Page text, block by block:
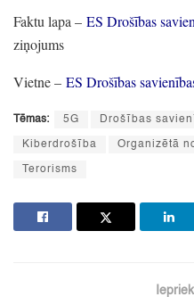
Faktu lapa – ES Drošības
ziņojums
Vietne– ES Drošības
Tēmas: 5G Drošības
Kiberdrošība Organizētā
Terorisms